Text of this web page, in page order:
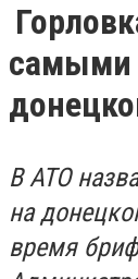
самыми
В АТО
на
время